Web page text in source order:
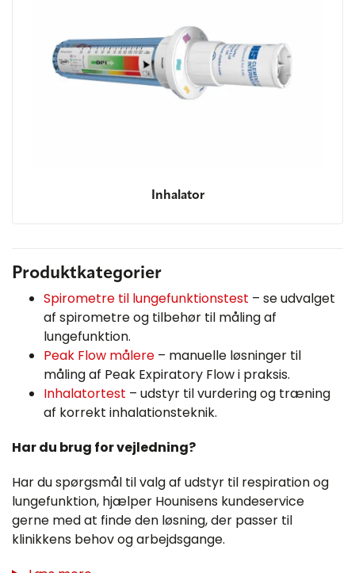
Inhalator
Produktkategorier
Spirometre til lungefunktionstest – se udvalget
af spirometre og tilbehør til måling af
lungefunktion.
Peak Flow målere – manuelle løsninger til
måling af Peak Expiratory Flow i praksis.
Inhalatortest – udstyr til vurdering og træning
af korrekt inhalationsteknik.
Har du brug for vejledning?
Har du spørgsmål til valg af udstyr til respiration og
lungefunktion, hjælper Hounisens kundeservice
gerne med at finde den løsning, der passer til
klinikkens behov og arbejdsgange.